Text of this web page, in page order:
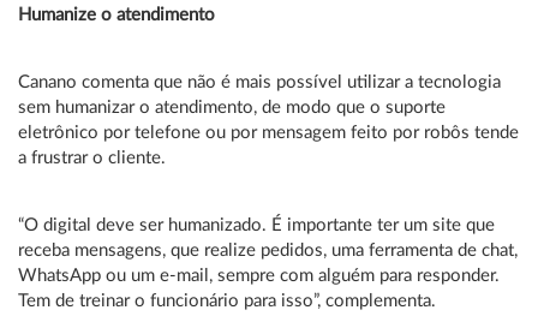
Humanize o atendimento
Canano comenta que não é mais possível utilizar a tecnologia
sem humanizar o atendimento, de modo que o suporte
eletrônico por telefone ou por mensagem feito por robôs tende
a frustrar o cliente.
“O digital deve ser humanizado. É importante ter um site que
receba mensagens, que realize pedidos, uma ferramenta de chat,
WhatsApp ou um e-mail, sempre com alguém para responder.
Tem de treinar o funcionário para isso”, complementa.